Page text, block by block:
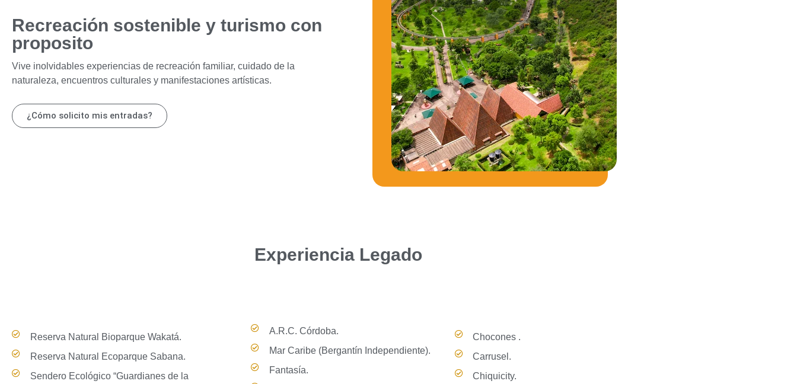
Recreación sostenible y turismo con
proposito
Vive inolvidables experiencias de recreación familiar, cuidado de la
naturaleza, encuentros culturales y manifestaciones artísticas.
¿Cómo solicito mis entradas?
Experiencia Legado
Reserva Natural Bioparque Wakatá.
Reserva Natural Ecoparque Sabana.
Sendero Ecológico “Guardianes de la
A.R.C. Córdoba.
Mar Caribe (Bergantín Independiente).
Fantasía.
Chocones .
Carrusel.
Chiquicity.